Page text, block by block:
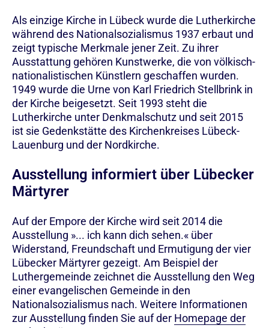
Als einzige Kirche in Lübeck wurde die Lutherkirche
während des Nationalsozialismus 1937 erbaut und
zeigt typische Merkmale jener Zeit. Zu ihrer
Ausstattung gehören Kunstwerke, die von völkisch-
nationalistischen Künstlern geschaffen wurden.
1949 wurde die Urne von Karl Friedrich Stellbrink in
der Kirche beigesetzt. Seit 1993 steht die
Lutherkirche unter Denkmalschutz und seit 2015
ist sie Gedenkstätte des Kirchenkreises Lübeck-
Lauenburg und der Nordkirche.
Ausstellung informiert über Lübecker
Märtyrer
Auf der Empore der Kirche wird seit 2014 die
Ausstellung »... ich kann dich sehen.« über
Widerstand, Freundschaft und Ermutigung der vier
Lübecker Märtyrer gezeigt. Am Beispiel der
Luthergemeinde zeichnet die Ausstellung den Weg
einer evangelischen Gemeinde in den
Nationalsozialismus nach. Weitere Informationen
zur Ausstellung finden Sie auf der Homepage der